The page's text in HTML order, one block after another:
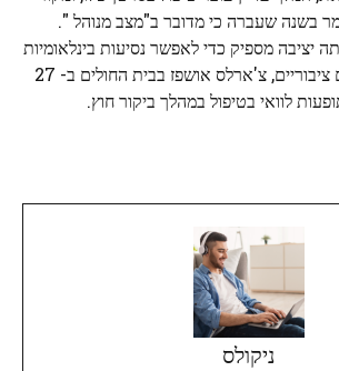
בשנה שעברה כי מדובר ב"מצב מנוהל ".
יציבה מספיק כדי לאפשר נסיעות בינלאומיות
והשתתפות באירועים ציבוריים, צ'ארלס אושפז בבית החולים ב- 27
לוואי בטיפול במהלך ביקור חוץ.
ניקולס